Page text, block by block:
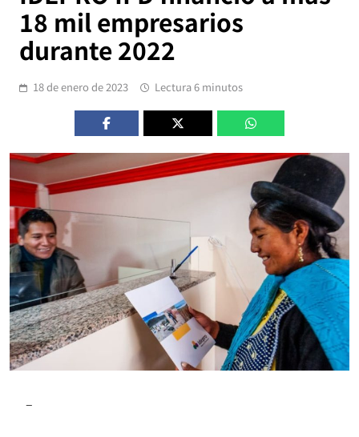
18 mil empresarios
durante 2022
18 de enero de 2023 Lectura 6 minutos
–